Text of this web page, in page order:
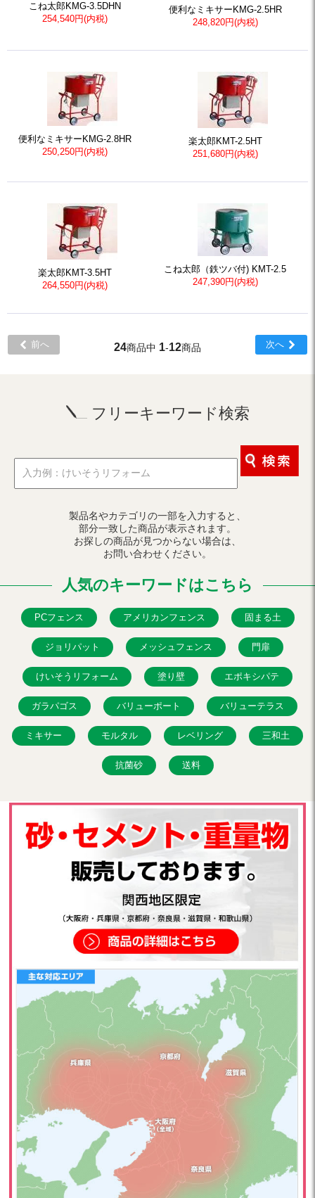
こね太郎KMG-3.5DHN
254,540円(内税)
便利なミキサーKMG-2.5HR
248,820円(内税)
便利なミキサーKMG-2.8HR
250,250円(内税)
楽太郎KMT-2.5HT
251,680円(内税)
楽太郎KMT-3.5HT
264,550円(内税)
こね太郎（鉄ツバ付) KMT-2.5
247,390円(内税)
前へ 24商品中 1-12商品 次へ
フリーキーワード検索
製品名やカテゴリの一部を入力すると、
部分一致した商品が表示されます。
お探しの商品が見つからない場合は、
お問い合わせください。
人気のキーワードはこちら
PCフェンス アメリカンフェンス 固まる土
ジョリパット メッシュフェンス 門扉
けいそうリフォーム 塗り壁 エポキシパテ
ガラパゴス バリューポート バリューテラス
ミキサー モルタル レベリング 三和土
抗菌砂 送料